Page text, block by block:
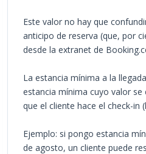
Este valor no hay que
anticipo de reserva (que, por
desde la extranet de
La estancia mínima a la
estancia mínima cuyo valor se
que el cliente hace el check-in
Ejemplo: si pongo estancia
de agosto, un cliente puede